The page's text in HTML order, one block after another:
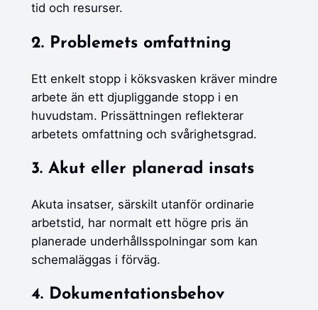
tid och resurser.
2. Problemets omfattning
Ett enkelt stopp i köksvasken kräver mindre
arbete än ett djupliggande stopp i en
huvudstam. Prissättningen reflekterar
arbetets omfattning och svårighetsgrad.
3. Akut eller planerad insats
Akuta insatser, särskilt utanför ordinarie
arbetstid, har normalt ett högre pris än
planerade underhållsspolningar som kan
schemaläggas i förväg.
4. Dokumentationsbehov